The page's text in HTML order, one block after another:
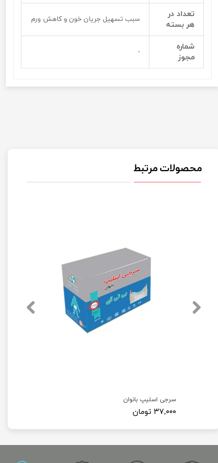
تعداد در
هر بسته
سبب تسهیل جریان خون و کاهش ورم‌
شماره
مجوز
-
محصولات مرتبط
سرجی اسلیپ بانوان
۳۷,۰۰۰ تومان